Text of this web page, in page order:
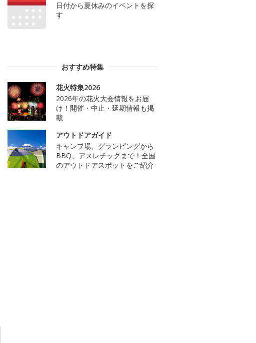
日付から夏休みのイベントを探
す
おすすめ特集
花火特集2026
2026年の花火大会情報をお届
け！開催・中止・延期情報も掲
載
アウトドアガイド
キャンプ場、グランピングから
BBQ、アスレチックまで！全国
のアウトドアスポットをご紹介